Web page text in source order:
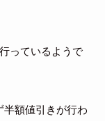
っているようで
額値引きが行わ